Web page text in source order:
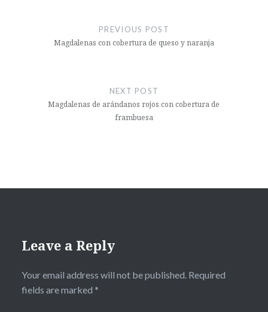
PREVIOUS POST
Magdalenas con cobertura de queso y naranja
NEXT POST
Magdalenas de arándanos rojos con cobertura de
frambuesa
Leave a Reply
Your email address will not be published. Required
fields are marked *